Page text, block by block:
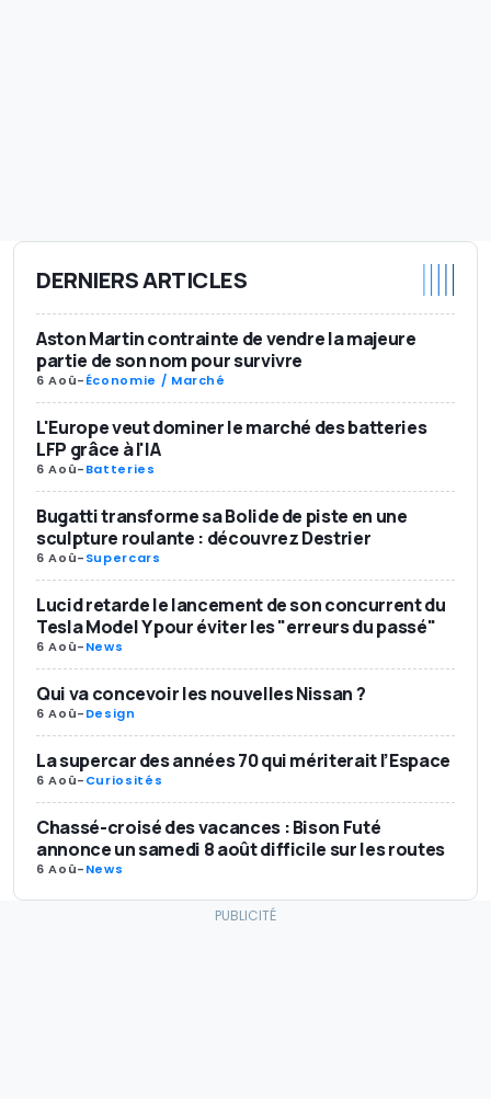
DERNIERS ARTICLES
Aston Martin contrainte de vendre la majeure
partie de son nom pour survivre
6 Aoû-Économie / Marché
L'Europe veut dominer le marché des batteries
LFP grâce à l'IA
6 Aoû-Batteries
Bugatti transforme sa Bolide de piste en une
sculpture roulante : découvrez Destrier
6 Aoû-Supercars
Lucid retarde le lancement de son concurrent du
Tesla Model Y pour éviter les "erreurs du passé"
6 Aoû-News
Qui va concevoir les nouvelles Nissan ?
6 Aoû-Design
La supercar des années 70 qui mériterait l’Espace
6 Aoû-Curiosités
Chassé-croisé des vacances : Bison Futé
annonce un samedi 8 août difficile sur les routes
6 Aoû-News